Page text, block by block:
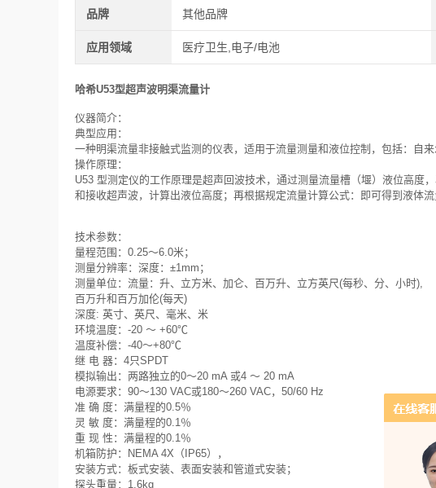
品牌 其他品牌
应用领域 医疗卫生,电子/电池
哈希U53型超声波明渠流量计
仪器简介：
典型应用：
一种明渠流量非接触式监测的仪表，适用于流量测量和液位控制，包括：自来
操作原理：
U53 型测定仪的工作原理是超声回波技术，通过测量流量槽（堰）液位高度
和接收超声波，计算出液位高度；再根据规定流量计算公式：即可得到液体流
技术参数：
量程范围：0.25～6.0米；
测量分辨率：深度：±1mm；
测量单位：流量：升、立方米、加仑、百万升、立方英尺(每秒、分、小时),
百万升和百万加伦(每天)
深度: 英寸、英尺、毫米、米
环境温度：-20 ～ +60℃
温度补偿：-40～+80℃
继 电 器：4只SPDT
模拟输出：两路独立的0～20 mA 或4 ～ 20 mA
电源要求：90～130 VAC或180～260 VAC，50/60 Hz
准 确 度：满量程的0.5％
灵 敏 度：满量程的0.1％
重 现 性：满量程的0.1％
机箱防护：NEMA 4X（IP65），
安装方式：板式安装、表面安装和管道式安装；
探头重量：1.6kg